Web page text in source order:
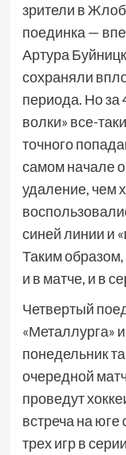
зрители в
поединка —
Артура
сохраняли
периода. Но за
волки» все-
точного
самом начале
удаление, чем
синей линии и
Таким образом,
и в матче, и в
Четвертый
«Металлурга»
понедельник
очередной
проведут
встреча на юге
трех игр в